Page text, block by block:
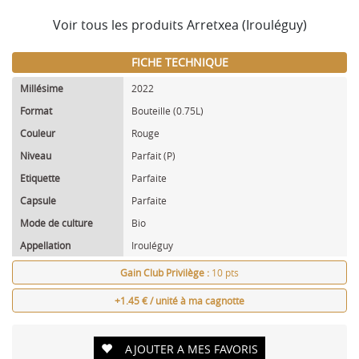
Voir tous les produits Arretxea (Irouléguy)
FICHE TECHNIQUE
Millésime
2022
Format
Bouteille (0.75L)
Couleur
Rouge
Niveau
Parfait (P)
Etiquette
Parfaite
Capsule
Parfaite
Mode de culture
Bio
Appellation
Irouléguy
Gain Club Privilège : 10 pts
+1.45 € / unité à ma cagnotte
AJOUTER A MES FAVORIS